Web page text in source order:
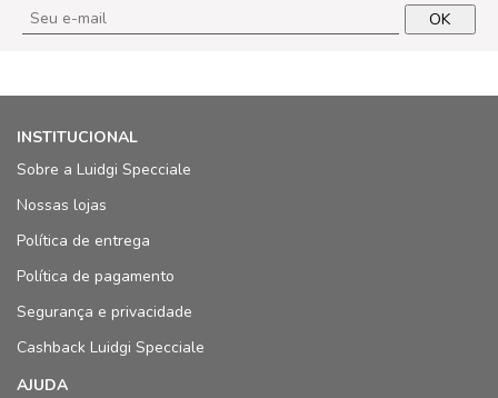
OK
INSTITUCIONAL
Sobre a Luidgi Specciale
Nossas lojas
Política de entrega
Política de pagamento
Segurança e privacidade
Cashback Luidgi Specciale
AJUDA